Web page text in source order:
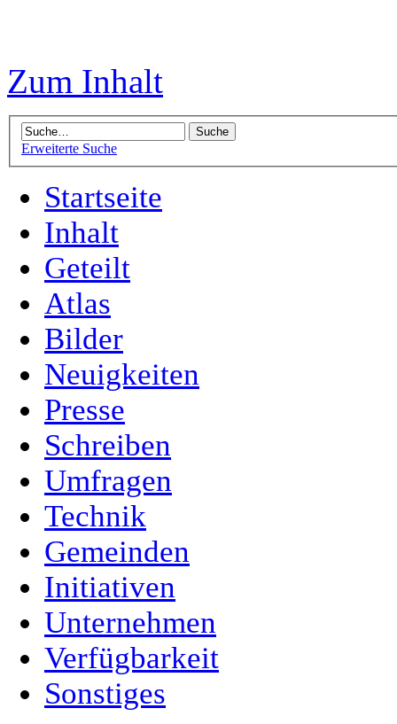
Zum Inhalt
Erweiterte Suche
Startseite
Inhalt
Geteilt
Atlas
Bilder
Neuigkeiten
Presse
Schreiben
Umfragen
Technik
Gemeinden
Initiativen
Unternehmen
Verfügbarkeit
Sonstiges